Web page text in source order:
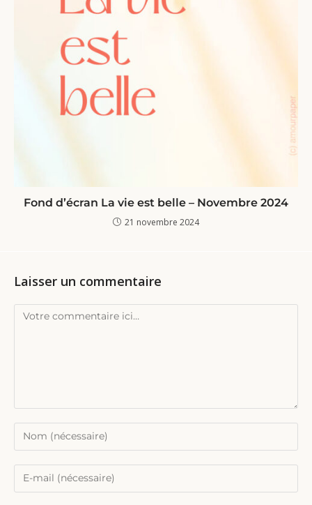
Fond d’écran La vie est belle – Novembre 2024
21 novembre 2024
Laisser un commentaire